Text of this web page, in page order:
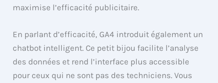
maximise l’efficacité publicitaire.
En parlant d’efficacité, GA4 introduit également un
chatbot intelligent. Ce petit bijou facilite l’analyse
des données et rend l’interface plus accessible
pour ceux qui ne sont pas des techniciens. Vous